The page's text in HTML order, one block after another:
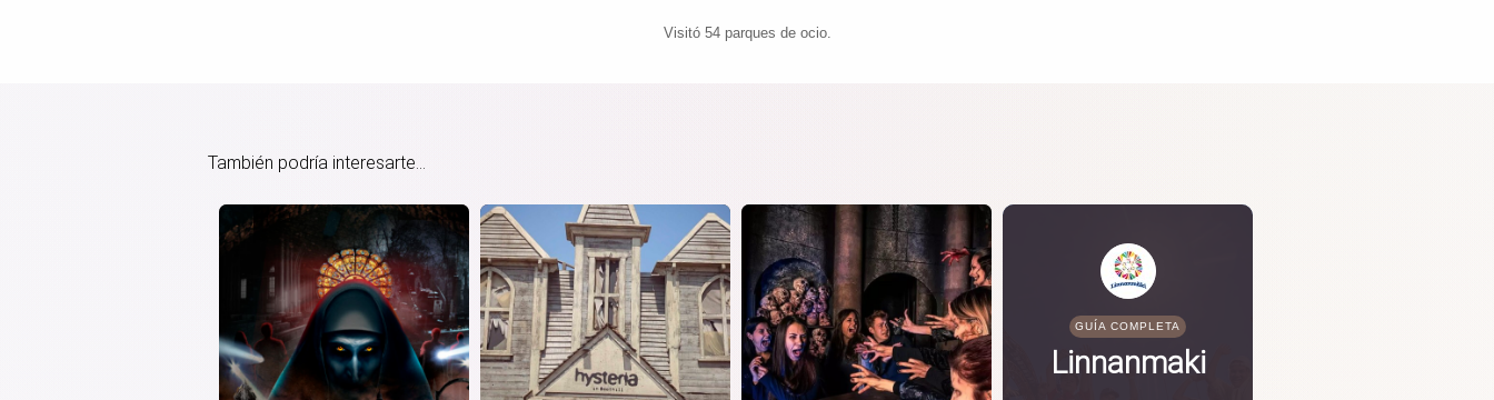
Visitó 54 parques de ocio.
También podría interesarte...
GUÍA COMPLETA
Linnanmaki